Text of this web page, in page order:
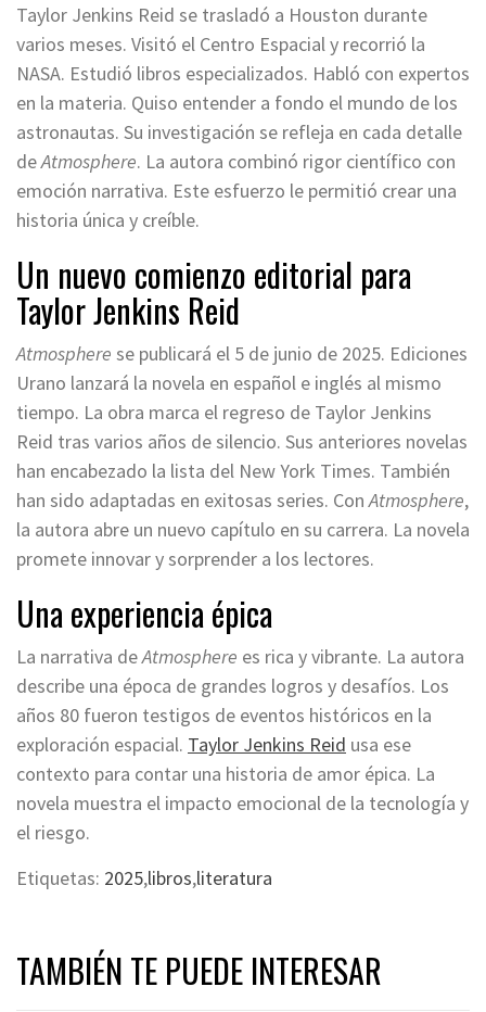
Taylor Jenkins Reid se trasladó a Houston durante
varios meses. Visitó el Centro Espacial y recorrió la
NASA. Estudió libros especializados. Habló con expertos
en la materia. Quiso entender a fondo el mundo de los
astronautas. Su investigación se refleja en cada detalle
deAtmosphere. La autora combinó rigor científico con
emoción narrativa. Este esfuerzo le permitió crear una
historia única y creíble.
Un nuevo comienzo editorial para
Taylor Jenkins Reid
Atmosphere se publicará el 5 de junio de 2025. Ediciones
Urano lanzará la novela en español e inglés al mismo
tiempo. La obra marca el regreso de Taylor Jenkins
Reid tras varios años de silencio. Sus anteriores novelas
han encabezado la lista del New York Times. También
han sido adaptadas en exitosas series. ConAtmosphere,
la autora abre un nuevo capítulo en su carrera. La novela
promete innovar y sorprender a los lectores.
Una experiencia épica
La narrativa deAtmosphere es rica y vibrante. La autora
describe una época de grandes logros y desafíos. Los
años 80 fueron testigos de eventos históricos en la
exploración espacial. Taylor Jenkins Reid usa ese
contexto para contar una historia de amor épica. La
novela muestra el impacto emocional de la tecnología y
el riesgo.
Etiquetas: 2025,libros,literatura
TAMBIÉN TE PUEDE INTERESAR